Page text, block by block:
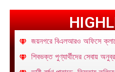
জয়নগরে বিএলআরও অফিসে
শিবভক্ত পুণ্যার্থীদের সেবায়